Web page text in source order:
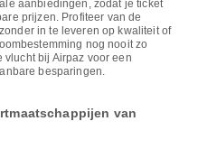
aanbiedingen, zodat je ticket
prijzen. Profiteer van de
in te leveren op kwaliteit of
nog nooit zo
bij Airpaz voor een
besparingen.
van